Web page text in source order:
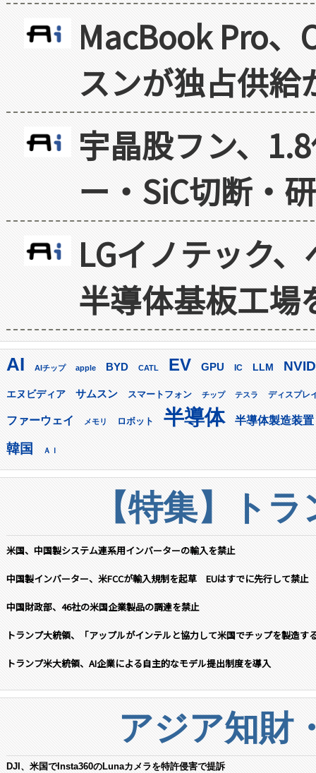
MacBook Pro
スンが独占供給
宇晶股フン、
ー・SiC切断・
LGイノテック
半導体基板工場
AI AIチップ apple BYD CATL EV GPU IC LLM
エヌビディア サムスン スマートフォン チップ テスラ ディスプレ
ファーウェイ メモリ ロボット 半導体 半導体製造装置
韓国 ＡＩ
【特集】ト
米国、中国製システム連系用インバーターの輸入を禁止
中国製インバーター、米FCCが輸入規制を起草 EUはすでに先行して禁止
中国財政部、46社の米国企業製品の調達を禁止
トランプ大統領、「アップルがインテルと協力して米国でチップを製造す
トランプ米大統領、AI企業による自主的なモデル提出制度を導入
アジア知財
DJI、米国でInsta360のLunaカメラを特許侵害で提訴